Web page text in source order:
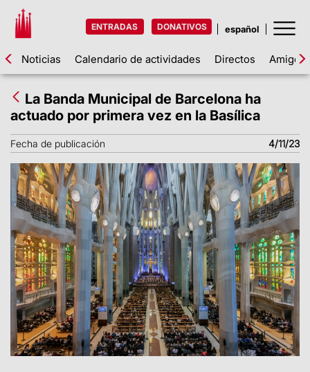
ENTRADAS DONATIVOS
Noticias Calendario de actividades Directos Amigos
La Banda Municipal de Barcelona ha
actuado por primera vez en la Basílica
Fecha de publicación 4/11/23